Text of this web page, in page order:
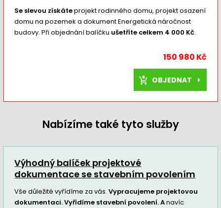
Se slevou získáteprojekt rodinného domu, projekt osazení
domu na pozemek a dokument Energetická náročnost
budovy. Při objednání balíčku ušetříte celkem 4 000 Kč.
150 980 Kč
OBJEDNAT
Nabízíme také tyto služby
Výhodný balíček projektové
dokumentace se stavebním povolením
Vše důležité vyřídíme za vás.Vypracujeme projektovou
dokumentaci. Vyřídíme stavební povolení. Anavíc